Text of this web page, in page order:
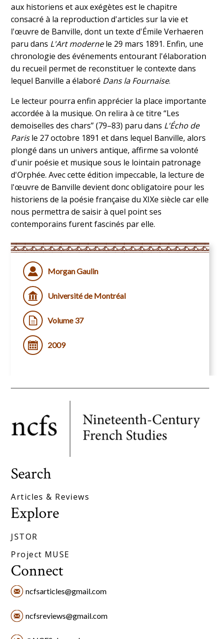
aux historiens et aux exégètes est le chapitre
consacré à la reproduction d'articles sur la vie et
l'œuvre de Banville, dont un texte d'Émile Verhaeren
paru dans L'Art modernele 29 mars 1891. Enfin, une
chronologie des événements entourant l'élaboration
du recueil permet de reconstituer le contexte dans
lequel Banville a élaboré Dans la Fournaise.
Le lecteur pourra enfin apprécier la place importante
accordée à la musique. On relira à ce titre “Les
demoiselles des chars” (79–83) paru dans L'Écho de
Parisle 27 octobre 1891 et dans lequel Banville, alors
plongé dans un univers antique, affirme sa volonté
d'unir poésie et musique sous le lointain patronage
d'Orphée. Avec cette édition impeccable, la lecture de
l'œuvre de Banville devient donc obligatoire pour les
historiens de la poésie française du XIXe siècle car elle
nous permettra de saisir à quel point ses
contemporains furent fascinés par elle.
Morgan Gaulin
Université de Montréal
Volume 37
2009
Search
Articles & Reviews
Explore
JSTOR
Project MUSE
Connect
ncfsarticles@gmail.com
ncfsreviews@gmail.com